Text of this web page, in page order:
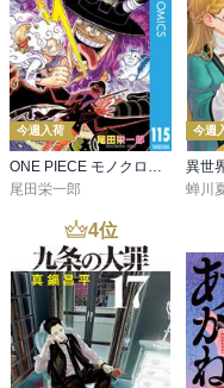
今週入荷
ONE PIECE モノクロ版 115
尾田栄一郎
今週
蝉川
4位